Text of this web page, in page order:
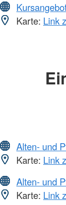
Karte: Link
Alten- und
Karte: Link
Alten- und
Karte: Link